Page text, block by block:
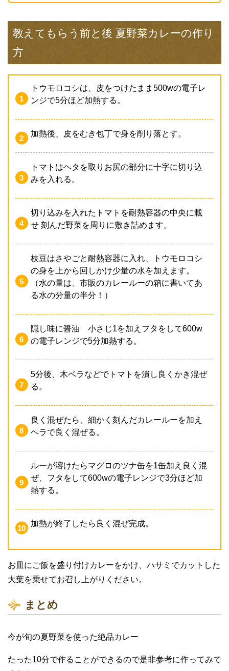
教えてもらう前と後 夏野菜カレーの作り
方
トウモロコシは、皮をつけたまま500wの電子レ
ンジで5分ほど加熱する。
加熱後、皮をむき包丁で身を削り落とす。
トマトはヘタを取りお尻の部分に十字に切り込
みを入れる。
切り込みを入れたトマトを耐熱容器の中央に載
せ 刻んだ野菜を周りに敷き詰めます。
枝豆はさやごと耐熱容器に入れ、トウモロコシ
の身を上から回しかけ少量の水を加えます。
（水の量は、市販のカレールーの箱に書いてあ
る水の分量の半分！）
隠し味に醤油 小さじ1を加えフタをして600w
の電子レンジで5分加熱する。
5分後、木ベラなどでトマトを潰し良くかき混ぜ
る。
良く混ぜたら、細かく刻んだカレールーを加え
ヘラで良く混ぜる。
ルーが溶けたらマグロのツナ缶を1缶加え良く混
ぜ、フタをして600wの電子レンジで3分ほど加
熱する。
加熱が終了したら良く混ぜ完成。
お皿にご飯を盛り付けカレーをかけ、ハサミでカットした
大葉を乗せてお召し上がりください。
まとめ
今が旬の夏野菜を使った絶品カレー
たった10分で作ることができるので是非参考に作ってみて